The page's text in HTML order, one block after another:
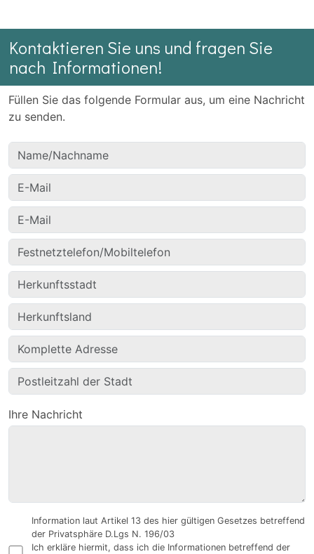
Kontaktieren Sie uns und fragen Sie
nach Informationen!
Füllen Sie das folgende Formular aus, um eine Nachricht
zu senden.
Ihre Nachricht
Information laut Artikel 13 des hier gültigen Gesetzes betreffend
der Privatsphäre D.Lgs N. 196/03
Ich erkläre hiermit, dass ich die Informationen betreffend der